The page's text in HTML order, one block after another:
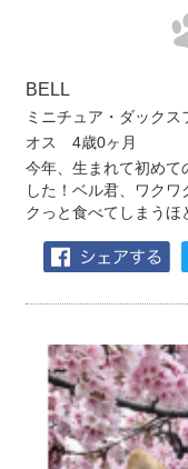
BELL
ミニチュア・ダックス
オス 4歳0ヶ月
今年、生まれて初めて
した！ベル君、ワク
クっと食べてしまうほ